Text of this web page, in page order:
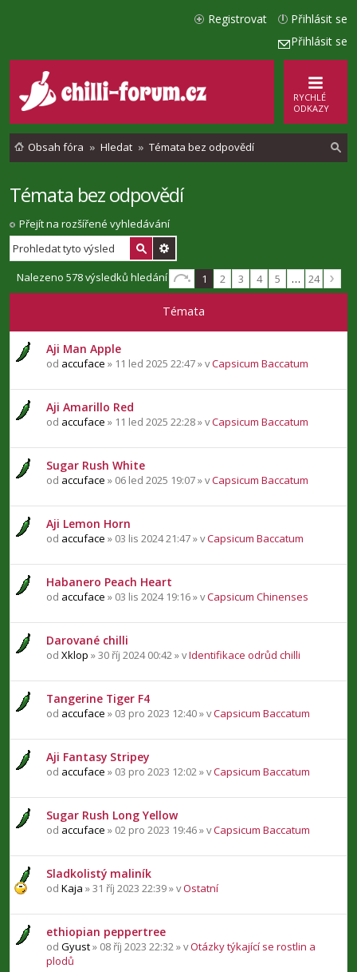
Přihlásit se
Přihlásit se
Registrovat
RYCHLÉ
ODKAZY
Obsah fóra Hledat Témata bez odpovědí
Témata bez odpovědí
Přejít na rozšířené vyhledávání
Nalezeno 578 výsledků hledání 1 2 3 4 5 … 24
Témata
Aji Man Apple
od accuface » 11 led 2025 22:47 » vCapsicum Baccatum
Aji Amarillo Red
od accuface » 11 led 2025 22:28 » vCapsicum Baccatum
Sugar Rush White
od accuface » 06 led 2025 19:07 » vCapsicum Baccatum
Aji Lemon Horn
od accuface » 03 lis 2024 21:47 » vCapsicum Baccatum
Habanero Peach Heart
od accuface » 03 lis 2024 19:16 » vCapsicum Chinenses
Darované chilli
od Xklop » 30 říj 2024 00:42 » vIdentifikace odrůd chilli
Tangerine Tiger F4
od accuface » 03 pro 2023 12:40 » vCapsicum Baccatum
Aji Fantasy Stripey
od accuface » 03 pro 2023 12:02 » vCapsicum Baccatum
Sugar Rush Long Yellow
od accuface » 02 pro 2023 19:46 » vCapsicum Baccatum
Sladkolistý maliník
od Kaja » 31 říj 2023 22:39 » vOstatní
ethiopian peppertree
od Gyust» 08 říj 2023 22:32 » vOtázky týkající se rostlin a
plodů